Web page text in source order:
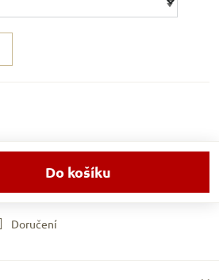
Do košíku
Doručení